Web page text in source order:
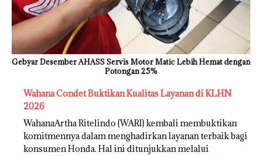
Gebyar Desember AHASS Servis Motor Matic Lebih Hemat dengan
Potongan 25%
Wahana Condet Buktikan Kualitas Layanan di KLHN
2026
WahanaArtha Ritelindo (WARI) kembali membuktikan
komitmennya dalam menghadirkan layanan terbaik bagi
konsumen Honda. Hal ini ditunjukkan melalui